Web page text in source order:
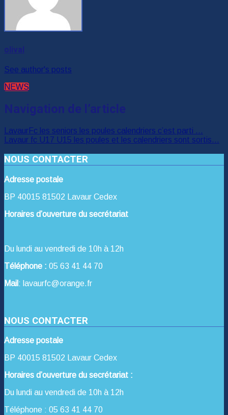
olival
See author's posts
NEWS
Navigation de l’article
LavaurFc les seniors les poules calendriers c’est parti …
Lavaur fc U17 U15 les poules et les calendriers sont sortis…
NOUS CONTACTER
Adresse postale
BP 40015 81502 Lavaur Cedex
Horaires d’ouverture du secrétariat
Du lundi au vendredi de 10h à 12h
Téléphone : 05 63 41 44 70
Mail : lavaurfc@orange.fr
NOUS CONTACTER
Adresse postale
BP 40015 81502 Lavaur Cedex
Horaires d’ouverture du secrétariat :
Du lundi au vendredi de 10h à 12h
Téléphone : 05 63 41 44 70